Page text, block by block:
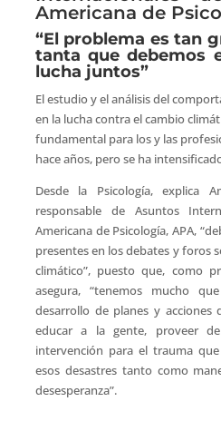
Americana de
“El problema es tan
tanta que debemos
lucha juntos”
El estudio y el análisis del
en la lucha contra el cambio
fundamental para los y las
hace años, pero se ha
Desde la Psicología, explica
responsable de Asuntos
Americana de Psicología, APA,
presentes en los debates y foros
climático”, puesto que, como
asegura, “tenemos mucho
desarrollo de planes y
educar a la gente, proveer
intervención para el trauma
esos desastres tanto como
desesperanza”.